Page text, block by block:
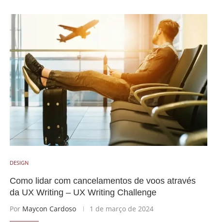
DESIGN
Como lidar com cancelamentos de voos através
da UX Writing – UX Writing Challenge
Por Maycon Cardoso 1 de março de 2024